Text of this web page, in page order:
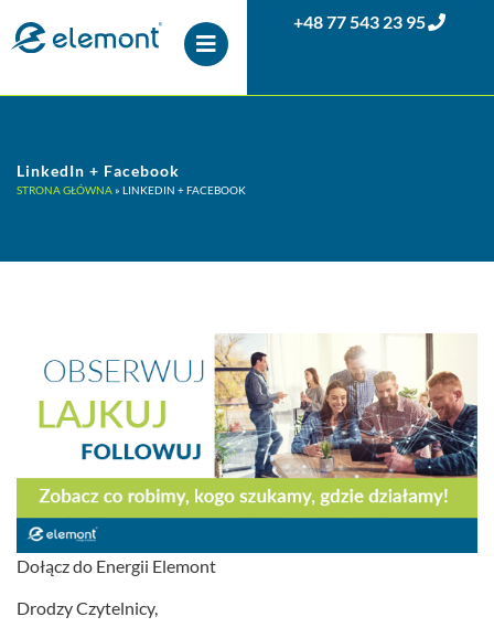
+48 77 543 23 95
LinkedIn + Facebook
STRONA GŁÓWNA» LINKEDIN + FACEBOOK
Dołącz do Energii Elemont
Drodzy Czytelnicy,